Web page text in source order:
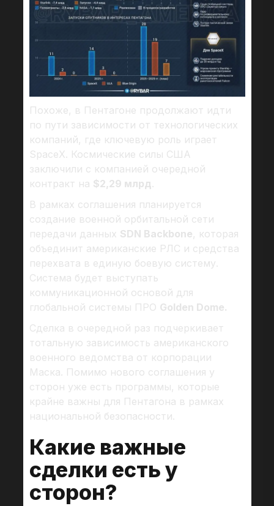
Похоже, в Пентагоне продолжают идти
по пути зависимости от технологических
компаний, где ключевую роль играет
SpaceX. Космические силы США
заключили с компанией очередной
контракт на $2,29 млрд.
В рамках соглашения планируется
создание военной орбитальной сети
передачи данных SDN Backbone, которая
объединит американские РЛС и средства
перехвата в единую боевую систему.
Система будет выступать
коммуникационной основой для
глобальной системы ПРО Golden Dome.
Сделка в очередной раз подчеркивает
тотальную зависимость американского
военного ведомства от корпорации
Маска. Помимо нового соглашения у
сторон уже есть программы, которые
крайне важны для Пентагона в рамках
национальной безопасности.
Какие важные
сделки есть у
сторон?